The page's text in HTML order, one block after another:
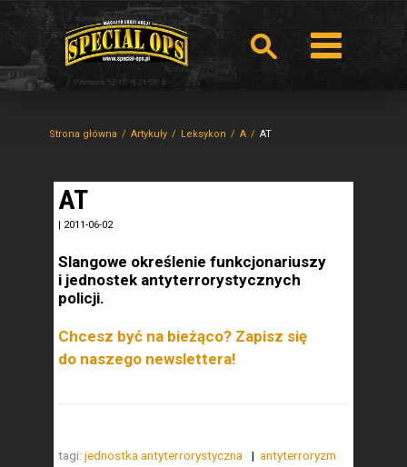
Strona główna Artykuły Leksykon A AT
AT
| 2011-06-02
Slangowe określenie funkcjonariuszy
i jednostek antyterrorystycznych
policji.
Chcesz być na bieżąco? Zapisz się
do naszego newslettera!
tagi: jednostka antyterrorystyczna antyterroryzm